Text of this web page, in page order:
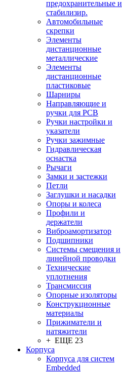
предохранительные и
стабилизир.
Автомобильные
скрепки
Элементы
дистанционные
металлические
Элементы
дистанционные
пластиковые
Шарниры
Направляющие и
ручки для PCB
Ручки настройки и
указатели
Ручки зажимные
Гидравлическая
оснастка
Рычаги
Замки и застежки
Петли
Заглушки и насадки
Опоры и колеса
Профили и
держатели
Виброамортизатор
Подшипники
Системы смещения и
линейной проводки
Технические
уплотнения
Трансмиссия
Опорные изоляторы
Конструкционные
материалы
Прижиматели и
натяжители
+ ЕЩЕ 23
Корпуса
Корпуса для систем
Embedded